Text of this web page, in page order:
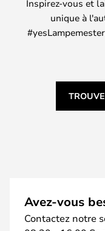
Inspirez-vous et
unique à
Avez-vous
Contactez notre